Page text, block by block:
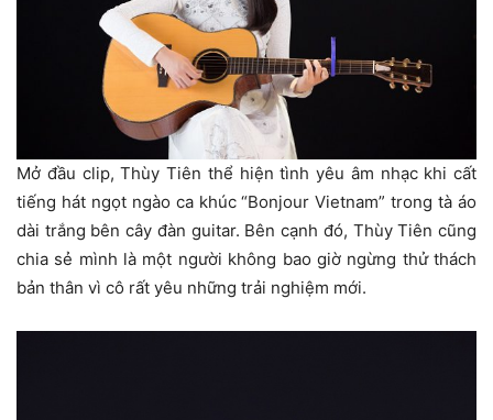
Mở đầu clip, Thùy Tiên thể hiện tình yêu âm nhạc khi cất
tiếng hát ngọt ngào ca khúc “Bonjour Vietnam” trong tà áo
dài trắng bên cây đàn guitar. Bên cạnh đó, Thùy Tiên cũng
chia sẻ mình là một người không bao giờ ngừng thử thách
bản thân vì cô rất yêu những trải nghiệm mới.